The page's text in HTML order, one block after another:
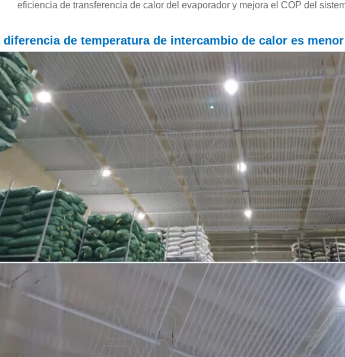
eficiencia de transferencia de calor del evaporador y mejora el COP del
diferencia de temperatura de intercambio de calor es menor